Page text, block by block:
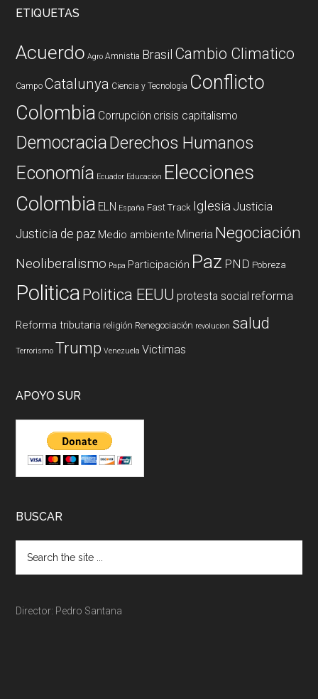
ETIQUETAS
Acuerdo Agro Amnistia Brasil Cambio Climatico
Campo Catalunya Ciencia y Tecnología Conflicto
Colombia Corrupción crisis capitalismo
DemocraciaDerechos Humanos
Economía Ecuador Educación Elecciones
Colombia ELN España Fast Track Iglesia Justicia
Justicia de paz Medio ambiente Mineria Negociación
Neoliberalismo Papa Participación Paz PND Pobreza
PoliticaPolitica EEUU protesta social reforma
Reforma tributaria religión Renegociación revolucion salud
Terrorismo Trump Venezuela Victimas
APOYO SUR
BUSCAR
Director: Pedro Santana